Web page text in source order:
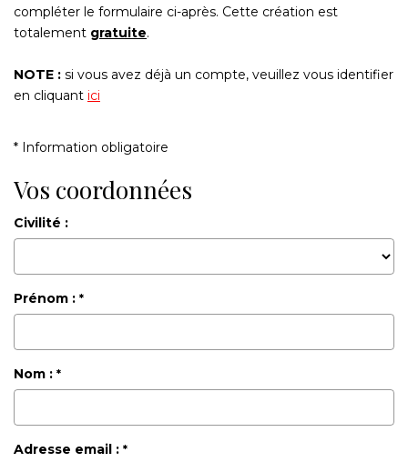
NOTRE AGENCE
CONTACT
FNAIM
compléter le formulaire ci-après. Cette création est
totalement gratuite.
NOTE : si vous avez déjà un compte, veuillez vous identifier
en cliquant ici
* Information obligatoire
Vos coordonnées
Civilité :
Prénom : *
Nom : *
Adresse email : *